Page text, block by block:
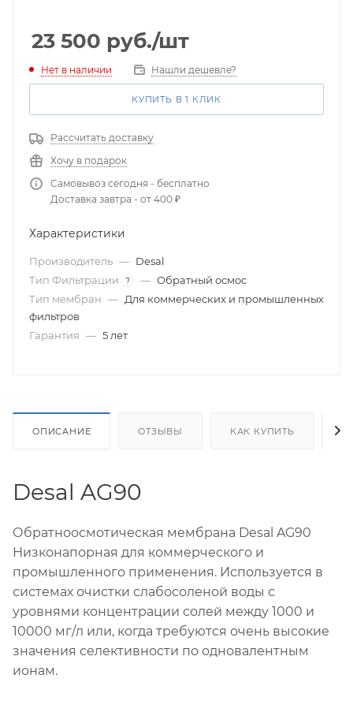
23 500 руб./шт
Нет в наличии Нашли дешевле?
КУПИТЬ В 1 КЛИК
Рассчитать доставку
Хочу в подарок
Самовывоз сегодня - бесплатно
Доставка завтра - от 400 ₽
Характеристики
Производитель — Desal
Тип Фильтрации
? — Обратный осмос
Тип мембран — Для коммерческих и промышленных
фильтров
Гарантия — 5 лет
ОПИСАНИЕ ОТЗЫВЫ КАК КУПИТЬ
Desal AG90
Обратноосмотическая мембрана Desal AG90
Низконапорная для коммерческого и
промышленного применения. Используется в
системах очистки слабосоленой воды с
уровнями концентрации солей между 1000 и
10000 мг/л или, когда требуются очень высокие
значения селективности по одновалентным
ионам.